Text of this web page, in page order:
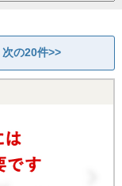
次の20件>>